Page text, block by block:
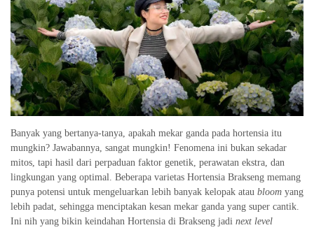
Banyak yang bertanya-tanya, apakah mekar ganda pada hortensia itu
mungkin? Jawabannya, sangat mungkin! Fenomena ini bukan sekadar
mitos, tapi hasil dari perpaduan faktor genetik, perawatan ekstra, dan
lingkungan yang optimal. Beberapa varietas Hortensia Brakseng memang
punya potensi untuk mengeluarkan lebih banyak kelopak atau bloom yang
lebih padat, sehingga menciptakan kesan mekar ganda yang super cantik.
Ini nih yang bikin keindahan Hortensia di Brakseng jadi next level